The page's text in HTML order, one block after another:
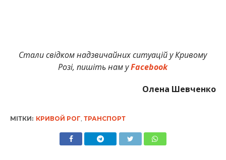
Стали свідком надзвичайних ситуацій у Кривому
Розі, пишіть нам уFacebook
Олена Шевченко
МІТКИ: КРИВОЙ РОГ ТРАНСПОРТ